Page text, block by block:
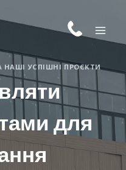
НАШІ УСПІШНІ ПРОЄКТИ
для